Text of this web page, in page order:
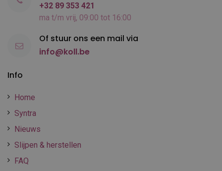
Info
Home
Syntra
Nieuws
Slijpen & herstellen
FAQ
+32 89 353 421
ma t/m vrij, 09:00 tot 16:00
Of stuur ons een mail via
info@koll.be